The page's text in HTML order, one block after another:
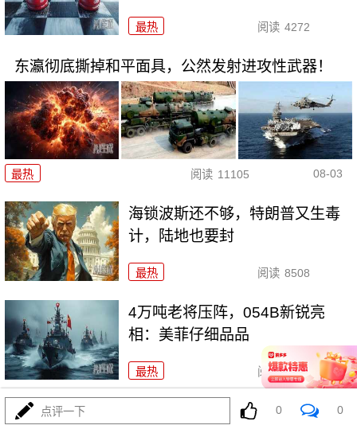
最热 阅读 4272
东瀛彻底撕掉和平面具，公然发射进攻性武器！
最热 阅读 11105 08-03
海锁波斯还不够，特朗普又生毒
计，陆地也要封
最热 阅读 8508
4万吨老将压阵，054B新锐亮
相：美菲仔细品品
最热 阅读 8272
西班牙在北非的那块飞地休达，为何突然炸了锅
点评一下 0 0